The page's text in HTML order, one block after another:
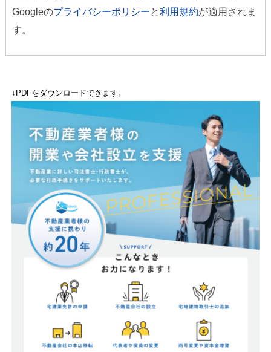
Googleのプライバシーポリシーと利用規約が適用されま
す。
↓PDFをダウンロードできます。